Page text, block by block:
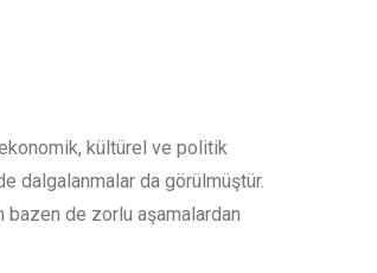
kültürel ve politik
dalgalanmalar da görülmüştür.
bazen de zorlu aşamalardan